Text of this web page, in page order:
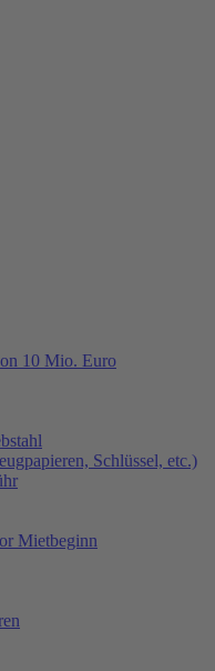
10 Mio. Euro
Schlüssel, etc.)
Mietbeginn